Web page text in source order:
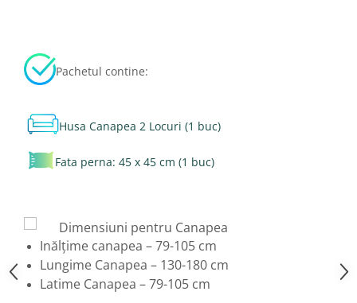
Pachetul contine:
Husa Canapea 2 Locuri (1 buc)
Fata perna: 45 x 45 cm (1 buc)
Dimensiuni pentru Canapea
Inălțime canapea – 79-105 cm
Lungime Canapea – 130-180 cm
Latime Canapea – 79-105 cm